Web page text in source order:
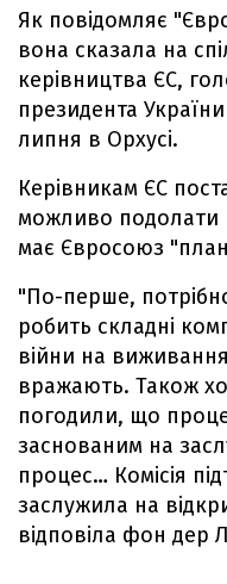
Як повідомляє
вона сказала на
керівництва ЄС,
президента
липня в Орхусі.
Керівникам ЄС
можливо подолати
має Євросоюз
"По-перше,
робить складні
війни на
вражають. Також
погодили, що
заснованим на
процес… Комісія
заслужила на
відповіла фон дер